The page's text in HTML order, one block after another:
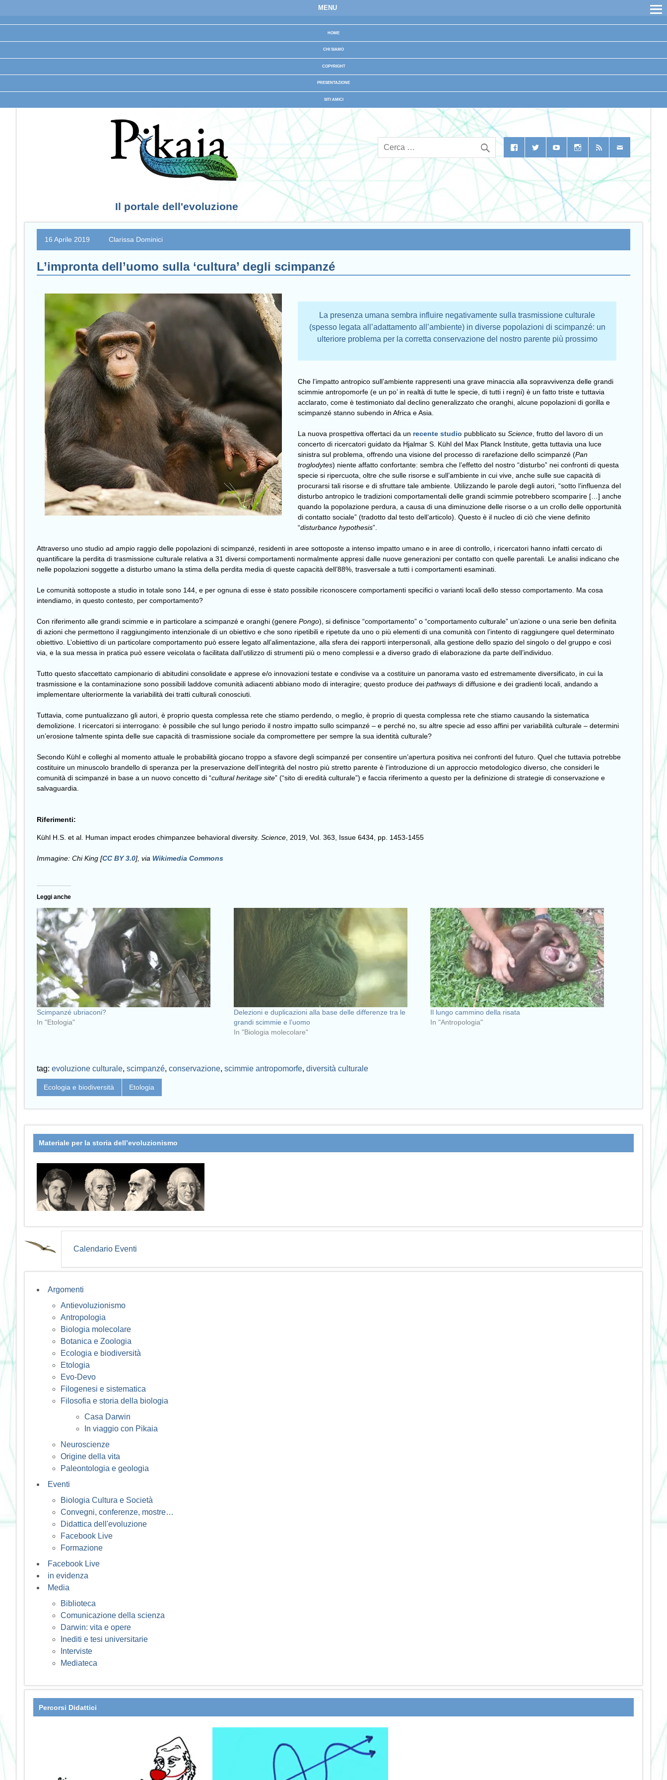
MENU
HOME
CHI SIAMO
COPYRIGHT
PRESENTAZIONE
SITI AMICI
Il portale dell'evoluzione
16 Aprile 2019 Clarissa Dominici
L’impronta dell’uomo sulla ‘cultura’ degli scimpanzé
La presenza umana sembra influire negativamente sulla trasmissione culturale
(spesso legata all’adattamento all’ambiente) in diverse popolazioni di scimpanzé: un
ulteriore problema per la corretta conservazione del nostro parente più prossimo
Che l’impatto antropico sull’ambiente rappresenti una grave minaccia alla sopravvivenza delle grandi
scimmie antropomorfe (e un po’ in realtà di tutte le specie, di tutti i regni) è un fatto triste e tuttavia
acclarato, come è testimoniato dal declino generalizzato che oranghi, alcune popolazioni di gorilla e
scimpanzé stanno subendo in Africa e Asia.
La nuova prospettiva offertaci da un recente studio pubblicato suScience , frutto del lavoro di un
concerto di ricercatori guidato da Hjalmar S. Kühl del Max Planck Institute, getta tuttavia una luce
sinistra sul problema, offrendo una visione del processo di rarefazione dello scimpanzé (Pan
troglodytes) niente affatto confortante: sembra che l’effetto del nostro “disturbo” nei confronti di questa
specie si ripercuota, oltre che sulle risorse e sull’ambiente in cui vive, anche sulle sue capacità di
procurarsi tali risorse e di sfruttare tale ambiente. Utilizzando le parole degli autori, “sotto l’influenza del
disturbo antropico le tradizioni comportamentali delle grandi scimmie potrebbero scomparire […] anche
quando la popolazione perdura, a causa di una diminuzione delle risorse o a un crollo delle opportunità
di contatto sociale” (tradotto dal testo dell’articolo). Questo è il nucleo di ciò che viene definito
“disturbance hypothesis”.
Attraverso uno studio ad ampio raggio delle popolazioni di scimpanzé, residenti in aree sottoposte a intenso impatto umano e in aree di controllo, i ricercatori hanno infatti cercato di
quantificare la perdita di trasmissione culturale relativa a 31 diversi comportamenti normalmente appresi dalle nuove generazioni per contatto con quelle parentali. Le analisi indicano che
nelle popolazioni soggette a disturbo umano la stima della perdita media di queste capacità dell’88%, trasversale a tutti i comportamenti esaminati.
Le comunità sottoposte a studio in totale sono 144, e per ognuna di esse è stato possibile riconoscere comportamenti specifici o varianti locali dello stesso comportamento. Ma cosa
intendiamo, in questo contesto, per comportamento?
Con riferimento alle grandi scimmie e in particolare a scimpanzé e oranghi (genere Pongo), si definisce “comportamento” o “comportamento culturale” un’azione o una serie ben definita
di azioni che permettono il raggiungimento intenzionale di un obiettivo e che sono ripetibili e ripetute da uno o più elementi di una comunità con l’intento di raggiungere quel determinato
obiettivo. L’obiettivo di un particolare comportamento può essere legato all’alimentazione, alla sfera dei rapporti interpersonali, alla gestione dello spazio del singolo o del gruppo e così
via, e la sua messa in pratica può essere veicolata o facilitata dall’utilizzo di strumenti più o meno complessi e a diverso grado di elaborazione da parte dell’individuo.
Tutto questo sfaccettato campionario di abitudini consolidate e apprese e/o innovazioni testate e condivise va a costituire un panorama vasto ed estremamente diversificato, in cui la
trasmissione e la contaminazione sono possibili laddove comunità adiacenti abbiano modo di interagire; questo produce dei pathways di diffusione e dei gradienti locali, andando a
implementare ulteriormente la variabilità dei tratti culturali conosciuti.
Tuttavia, come puntualizzano gli autori, è proprio questa complessa rete che stiamo perdendo, o meglio, è proprio di questa complessa rete che stiamo causando la sistematica
demolizione. I ricercatori si interrogano: è possibile che sul lungo periodo il nostro impatto sullo scimpanzé – e perché no, su altre specie ad esso affini per variabilità culturale – determini
un’erosione talmente spinta delle sue capacità di trasmissione sociale da compromettere per sempre la sua identità culturale?
Secondo Kühl e colleghi al momento attuale le probabilità giocano troppo a sfavore degli scimpanzé per consentire un’apertura positiva nei confronti del futuro. Quel che tuttavia potrebbe
costituire un minuscolo brandello di speranza per la preservazione dell’integrità del nostro più stretto parente è l’introduzione di un approccio metodologico diverso, che consideri le
comunità di scimpanzé in base a un nuovo concetto di “cultural heritage site” (“sito di eredità culturale”) e faccia riferimento a questo per la definizione di strategie di conservazione e
salvaguardia.
Riferimenti:
Kühl H.S. et al. Human impact erodes chimpanzee behavioral diversity. Science , 2019, Vol. 363, Issue 6434, pp. 1453-1455
Immagine: Chi King [CC BY 3.0], via Wikimedia Commons
Leggi anche
Scimpanzé ubriaconi?
In "Etologia"
Delezioni e duplicazioni alla base delle differenze tra le
grandi scimmie e l’uomo
In "Biologia molecolare"
Il lungo cammino della risata
In "Antropologia"
tag: evoluzione culturale, scimpanzé, conservazione, scimmie antropomorfe, diversità culturale
Ecologia e biodiversità Etologia
Materiale per la storia dell’evoluzionismo
Calendario Eventi
Argomenti
Antievoluzionismo
Antropologia
Biologia molecolare
Botanica e Zoologia
Ecologia e biodiversità
Etologia
Evo-Devo
Filogenesi e sistematica
Filosofia e storia della biologia
Casa Darwin
In viaggio con Pikaia
Neuroscienze
Origine della vita
Paleontologia e geologia
Eventi
Biologia Cultura e Società
Convegni, conferenze, mostre…
Didattica dell'evoluzione
Facebook Live
Formazione
Facebook Live
in evidenza
Media
Biblioteca
Comunicazione della scienza
Darwin: vita e opere
Inediti e tesi universitarie
Interviste
Mediateca
Percorsi Didattici